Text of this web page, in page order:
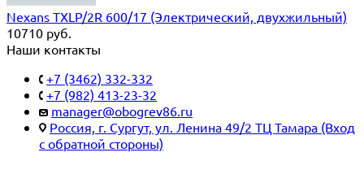
Nexans TXLP/2R 600/17 (Электрический, двухжильный)
10710 руб.
Наши контакты
+7 (3462) 332-332
+7 (982) 413-23-32
manager@obogrev86.ru
Россия, г. Сургут, ул. Ленина 49/2 ТЦ Тамара (Вход
с обратной стороны)